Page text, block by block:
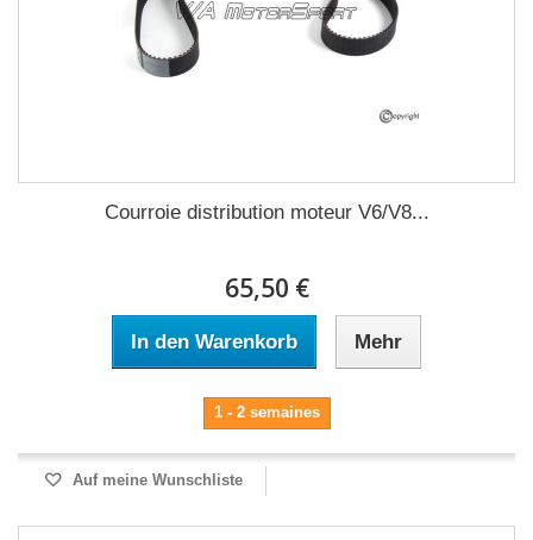
Courroie distribution moteur V6/V8...
65,50 €
In den Warenkorb Mehr
1 - 2 semaines
Auf meine Wunschliste